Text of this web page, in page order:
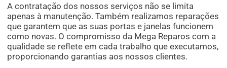
A contratação dos nossos serviços não se limita
apenas à manutenção. Também realizamos reparações
que garantem que as suas portas e janelas funcionem
como novas. O compromisso da Mega Reparos com a
qualidade se reflete em cada trabalho que executamos,
proporcionando garantias aos nossos clientes.